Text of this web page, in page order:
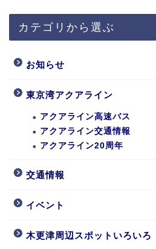
カテゴリから選ぶ
お知らせ
東京湾アクアライン
アクアライン高速バス
アクアライン交通情報
アクアライン20周年
交通情報
イベント
木更津周辺スポットいろいろ